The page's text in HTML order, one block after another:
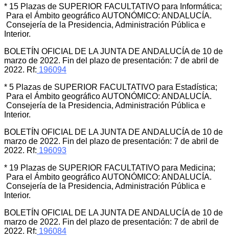
* 15 Plazas de SUPERIOR FACULTATIVO para Informática;
Para el Ámbito geográfico AUTONÓMICO: ANDALUCÍA.
Consejería de la Presidencia, Administración Pública e
Interior.
BOLETÍN OFICIAL DE LA JUNTA DE ANDALUCÍA de 10 de
marzo de 2022. Fin del plazo de presentación: 7 de abril de
2022. Rf: 196094
* 5 Plazas de SUPERIOR FACULTATIVO para Estadística;
Para el Ámbito geográfico AUTONÓMICO: ANDALUCÍA.
Consejería de la Presidencia, Administración Pública e
Interior.
BOLETÍN OFICIAL DE LA JUNTA DE ANDALUCÍA de 10 de
marzo de 2022. Fin del plazo de presentación: 7 de abril de
2022. Rf: 196093
* 19 Plazas de SUPERIOR FACULTATIVO para Medicina;
Para el Ámbito geográfico AUTONÓMICO: ANDALUCÍA.
Consejería de la Presidencia, Administración Pública e
Interior.
BOLETÍN OFICIAL DE LA JUNTA DE ANDALUCÍA de 10 de
marzo de 2022. Fin del plazo de presentación: 7 de abril de
2022. Rf: 196084